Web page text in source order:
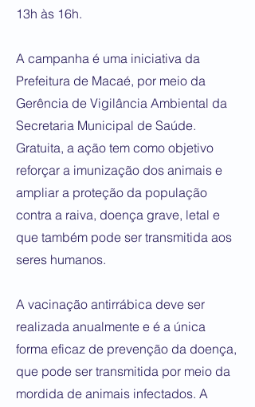
13h às 16h.
A campanha é uma iniciativa da
Prefeitura de Macaé, por meio da
Gerência de Vigilância Ambiental da
Secretaria Municipal de Saúde.
Gratuita, a ação tem como objetivo
reforçar a imunização dos animais e
ampliar a proteção da população
contra a raiva, doença grave, letal e
que também pode ser transmitida aos
seres humanos.
A vacinação antirrábica deve ser
realizada anualmente e é a única
forma eficaz de prevenção da doença,
que pode ser transmitida por meio da
mordida de animais infectados. A